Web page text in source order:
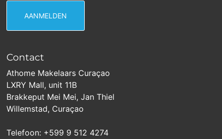
Contact
Athome Makelaars Curaçao
LXRY Mall, unit 11B
Brakkeput Mei Mei, Jan Thiel
Willemstad, Curaçao
Telefoon: +599 9 512 4274